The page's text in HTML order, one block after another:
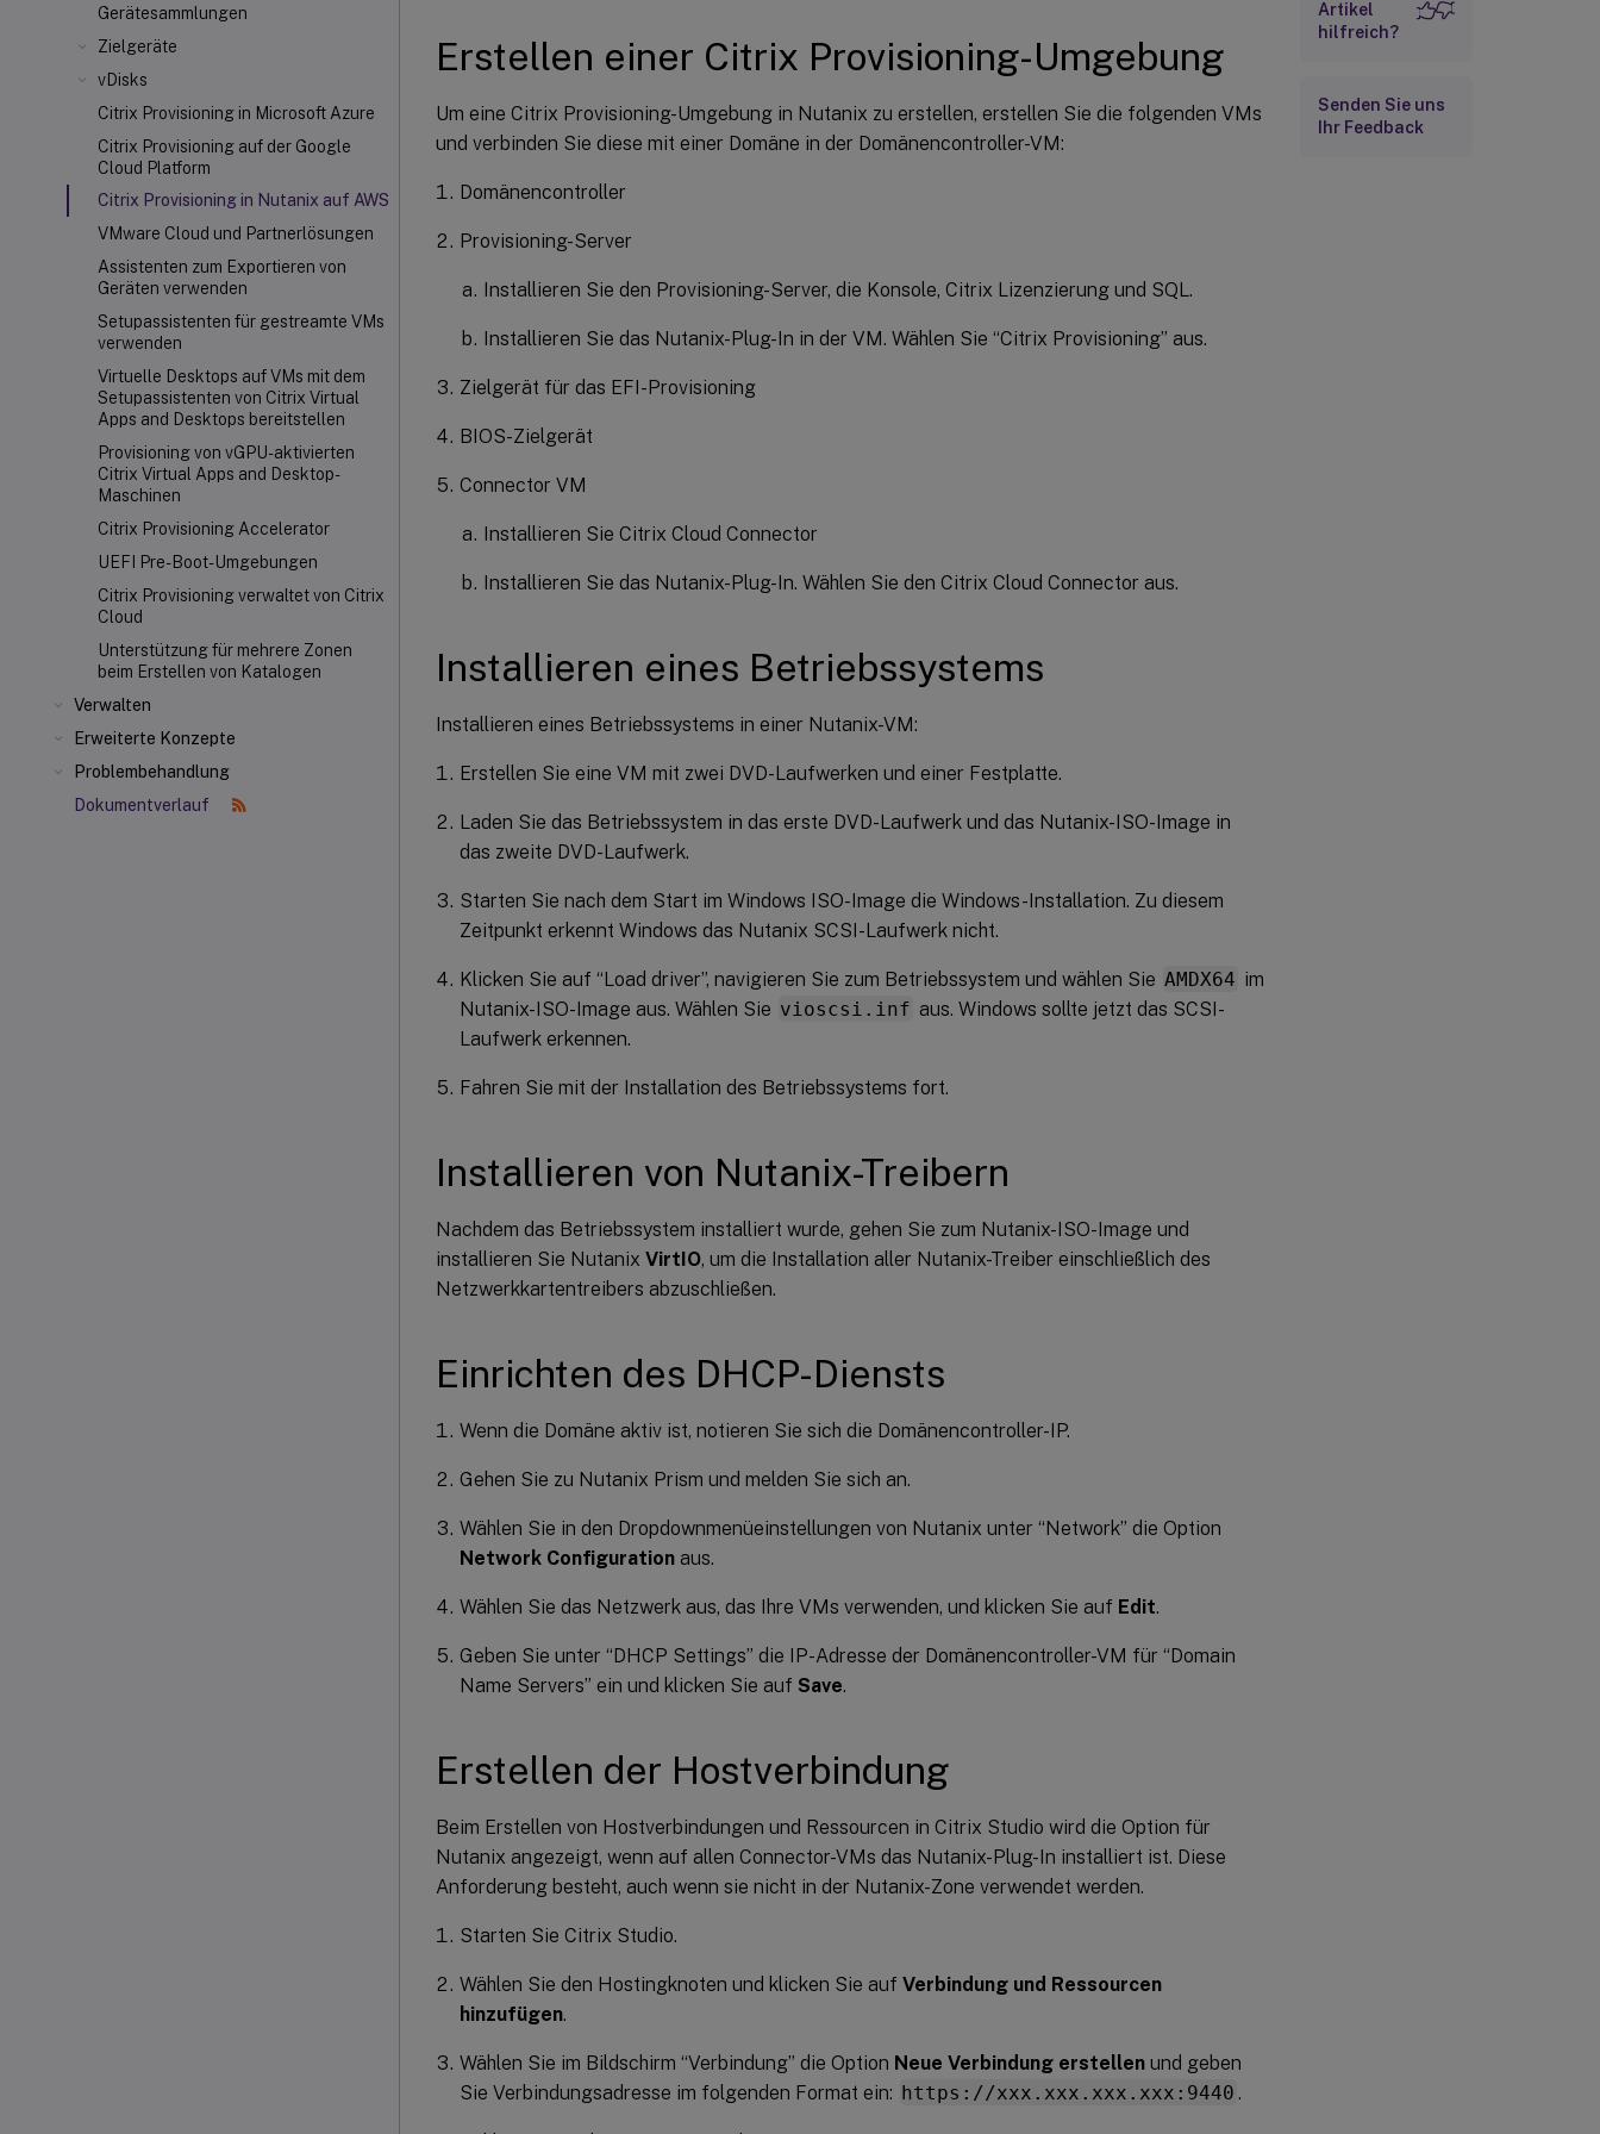
Gerätesammlungen
Zielgeräte
vDisks
Citrix Provisioning in Microsoft Azure
Citrix Provisioning auf der Google
Cloud Platform
Citrix Provisioning in Nutanix auf AWS
VMware Cloud und Partnerlösungen
Assistenten zum Exportieren von
Geräten verwenden
Setupassistenten für gestreamte VMs
verwenden
Virtuelle Desktops auf VMs mit dem
Setupassistenten von Citrix Virtual
Apps and Desktops bereitstellen
Provisioning von vGPU-aktivierten
Citrix Virtual Apps and Desktop-
Maschinen
Citrix Provisioning Accelerator
UEFI Pre-Boot-Umgebungen
Citrix Provisioning verwaltet von Citrix
Cloud
Unterstützung für mehrere Zonen
beim Erstellen von Katalogen
Verwalten
Erweiterte Konzepte
Problembehandlung
Dokumentverlauf
Erstellen einer Citrix Provisioning-Umgebung
Um eine Citrix Provisioning-Umgebung in Nutanix zu erstellen, erstellen Sie die folgenden VMs
und verbinden Sie diese mit einer Domäne in der Domänencontroller-VM:
Domänencontroller
Provisioning-Server
Installieren Sie den Provisioning-Server, die Konsole, Citrix Lizenzierung und SQL.
Installieren Sie das Nutanix-Plug-In in der VM. Wählen Sie “Citrix Provisioning” aus.
Zielgerät für das EFI-Provisioning
BIOS-Zielgerät
Connector VM
Installieren Sie Citrix Cloud Connector
Installieren Sie das Nutanix-Plug-In. Wählen Sie den Citrix Cloud Connector aus.
Installieren eines Betriebssystems
Installieren eines Betriebssystems in einer Nutanix-VM:
Erstellen Sie eine VM mit zwei DVD-Laufwerken und einer Festplatte.
Laden Sie das Betriebssystem in das erste DVD-Laufwerk und das Nutanix-ISO-Image in
das zweite DVD-Laufwerk.
Starten Sie nach dem Start im Windows ISO-Image die Windows-Installation. Zu diesem
Zeitpunkt erkennt Windows das Nutanix SCSI-Laufwerk nicht.
Klicken Sie auf “Load driver”, navigieren Sie zum Betriebssystem und wählen Sie AMDX64 im
Nutanix-ISO-Image aus. Wählen Sie vioscsi.inf aus. Windows sollte jetzt das SCSI-
Laufwerk erkennen.
Fahren Sie mit der Installation des Betriebssystems fort.
Installieren von Nutanix-Treibern
Nachdem das Betriebssystem installiert wurde, gehen Sie zum Nutanix-ISO-Image und
installieren Sie Nutanix VirtIO, um die Installation aller Nutanix-Treiber einschließlich des
Netzwerkkartentreibers abzuschließen.
Einrichten des DHCP-Diensts
Wenn die Domäne aktiv ist, notieren Sie sich die Domänencontroller-IP.
Gehen Sie zu Nutanix Prism und melden Sie sich an.
Wählen Sie in den Dropdownmenüeinstellungen von Nutanix unter “Network” die Option
Network Configuration aus.
Wählen Sie das Netzwerk aus, das Ihre VMs verwenden, und klicken Sie auf Edit.
Geben Sie unter “DHCP Settings” die IP-Adresse der Domänencontroller-VM für “Domain
Name Servers” ein und klicken Sie auf Save.
Erstellen der Hostverbindung
Beim Erstellen von Hostverbindungen und Ressourcen in Citrix Studio wird die Option für
Nutanix angezeigt, wenn auf allen Connector-VMs das Nutanix-Plug-In installiert ist. Diese
Anforderung besteht, auch wenn sie nicht in der Nutanix-Zone verwendet werden.
Starten Sie Citrix Studio.
Wählen Sie den Hostingknoten und klicken Sie auf Verbindung und Ressourcen
hinzufügen.
Wählen Sie im Bildschirm “Verbindung” die Option Neue Verbindung erstellen und geben
Sie Verbindungsadresse im folgenden Format ein: https://xxx.xxx.xxx.xxx:9440 .
Einrichten des
Erstellen der
Hostverbindung
Artikel
hilfreich?
Senden Sie uns
Ihr Feedback